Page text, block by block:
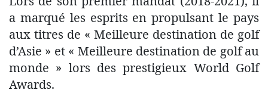
a marqué les esprits en propulsant le pays
aux titres de « Meilleure destination de golf
d’Asie » et « Meilleure destination de golf au
monde » lors des prestigieux World Golf
Awards.